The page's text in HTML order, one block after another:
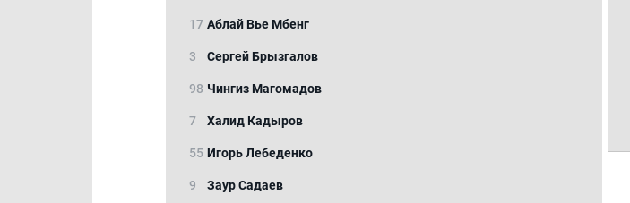
17 Аблай Вье Мбенг
3 Сергей Брызгалов
98 Чингиз Магомадов
7 Халид Кадыров
55 Игорь Лебеденко
9 Заур Садаев